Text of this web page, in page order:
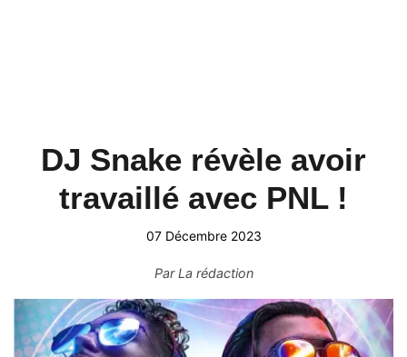
DJ Snake révèle avoir
travaillé avec PNL !
07 Décembre 2023
ParLa rédaction